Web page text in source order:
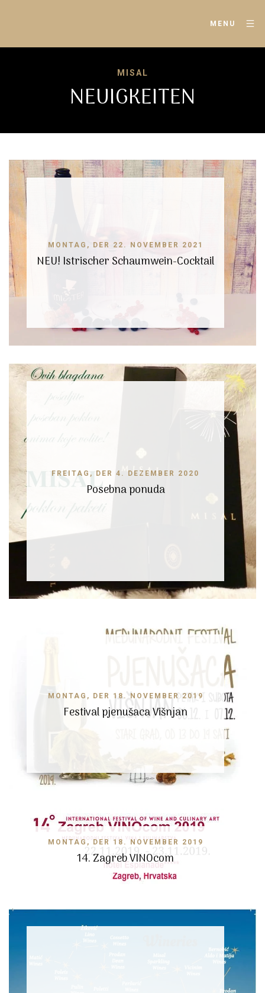
MENU
MISAL
NEUIGKEITEN
MONTAG, DER 22. NOVEMBER 2021
NEU! Istrischer Schaumwein-Cocktail
FREITAG, DER 4. DEZEMBER 2020
Posebna ponuda
MONTAG, DER 18. NOVEMBER 2019
Festival pjenušaca Višnjan
MONTAG, DER 18. NOVEMBER 2019
14. Zagreb VINOcom